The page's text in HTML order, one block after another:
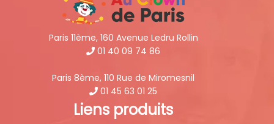
Paris 11ème, 160 Avenue Ledru Rollin
01 40 09 74 86
Paris 8ème, 110 Rue de Miromesnil
01 45 63 01 25
Liens produits